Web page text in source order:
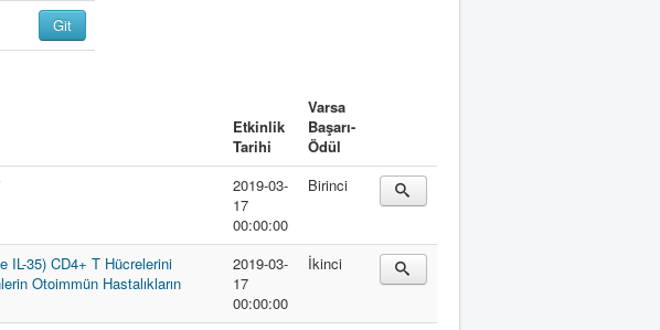
Etkinlik
Tarihi
Varsa
Başarı-
Ödül
2019-03-
17
00:00:00
Birinci
IL-35) CD4+ T Hücrelerini
Otoimmün Hastalıkların
2019-03-
17
00:00:00
İkinci